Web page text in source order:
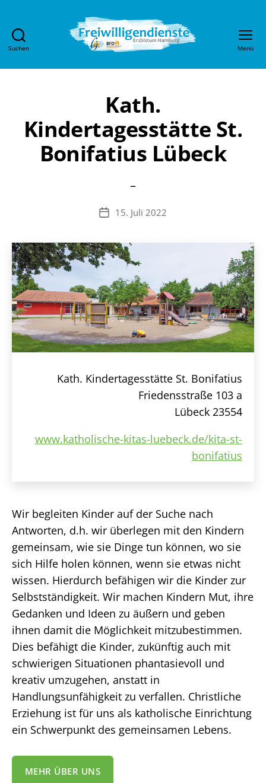
Suchen
im
Hamburg
Menü
Kath.
Kindertagesstätte St.
Bonifatius Lübeck
–
Veröffentlichungsdatum
15. Juli 2022
Kath. Kindertagesstätte St. Bonifatius
Friedensstraße 103 a
Lübeck 23554
www.katholische-kitas-luebeck.de/kita-st-
bonifatius
Wir begleiten Kinder auf der Suche nach
Antworten, d.h. wir überlegen mit den Kindern
gemeinsam, wie sie Dinge tun können, wo sie
sich Hilfe holen können, wenn sie etwas nicht
wissen. Hierdurch befähigen wir die Kinder zur
Selbstständigkeit. Wir machen Kindern Mut, ihre
Gedanken und Ideen zu äußern und geben
ihnen damit die Möglichkeit mitzubestimmen.
Dies befähigt die Kinder, zukünftig auch mit
schwierigen Situationen phantasievoll und
kreativ umzugehen, anstatt in
Handlungsunfähigkeit zu verfallen. Christliche
Erziehung ist für uns als katholische Einrichtung
ein Schwerpunkt des gemeinsamen Lebens.
MEHR ÜBER UNS